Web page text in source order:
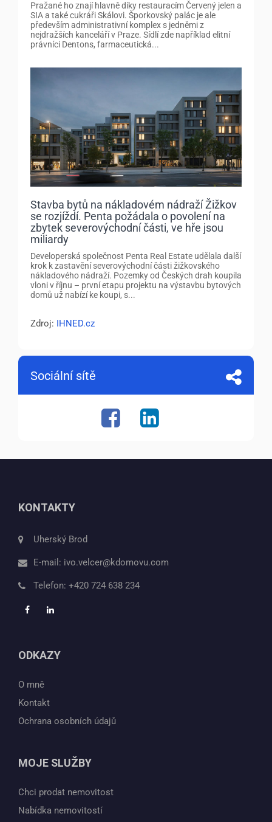
Pražané ho znají hlavně díky restauracím Červený jelen a
SIA a také cukráři Skálovi. Šporkovský palác je ale
především administrativní komplex s jedněmi z
nejdražších kanceláří v Praze. Sídlí zde například elitní
právníci Dentons, farmaceutická...
Stavba bytů na nákladovém nádraží Žižkov
se rozjíždí. Penta požádala o povolení na
zbytek severovýchodní části, ve hře jsou
miliardy
Developerská společnost Penta Real Estate udělala další
krok k zastavění severovýchodní části žižkovského
nákladového nádraží. Pozemky od Českých drah koupila
vloni v říjnu – první etapu projektu na výstavbu bytových
domů už nabízí ke koupi, s...
Zdroj: IHNED.cz
Sociální sítě
KONTAKTY
Uherský Brod
E-mail: ivo.velcer@kdomovu.com
Telefon: +420 724 638 234
ODKAZY
O mně
Kontakt
Ochrana osobních údajů
MOJE SLUŽBY
Chci prodat nemovitost
Nabídka nemovitostí